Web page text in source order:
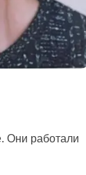
Они работали